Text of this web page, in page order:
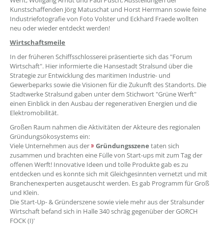
Kunstschaffenden Jörg Matuschat und Horst Herrmann sowie feine
Industriefotografie von Foto Volster und Eckhard Fraede wollten
neu oder wieder entdeckt werden!
Wirtschaftsmeile
In der früheren Schiffsschlosserei präsentierte sich das "Forum
Wirtschaft". Hier informierte die Hansestadt Stralsund über die
Strategie zur Entwicklung des maritimen Industrie- und
Gewerbeparks sowie die Visionen für die Zukunft des Standorts. Die
Stadtwerke Stralsund gaben unter dem Stichwort "Grüne Werft"
einen Einblick in den Ausbau der regenerativen Energien und die
Elektromobilität.
Großen Raum nahmen die Aktivitäten der Akteure des regionalen
Gründungsökosystems ein:
Viele Unternehmen aus der
Gründungsszene taten sich
zusammen und brachten eine Fülle von Start-ups mit zum Tag der
offenen Werft! Innovative Ideen und tolle Produkte gab es zu
entdecken und es konnte sich mit Gleichgesinnten vernetzt und mit
Branchenexperten ausgetauscht werden. Es gab Programm für Groß
und Klein.
Die Start-Up- & Gründerszene sowie viele mehr aus der Stralsunder
Wirtschaft befand sich in Halle 340 schräg gegenüber der GORCH
FOCK (I)'